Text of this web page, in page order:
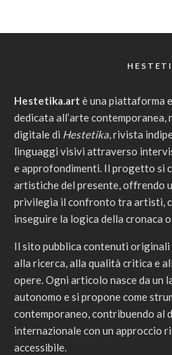
Hestetika.art è una piattaforma
dedicata all’arte contemporanea,
digitale di Hestetika, rivista
linguaggi visivi attraverso
e approfondimenti. Il progetto si
artistiche del presente, offrendo
privilegia il confronto tra artisti,
inseguire la logica della cronaca
Il sito pubblica contenuti
alla ricerca, alla qualità critica e
opere. Ogni articolo nasce da un
autonomo e si propone come
contemporaneo, contribuendo al
internazionale con un approccio
accessibile.